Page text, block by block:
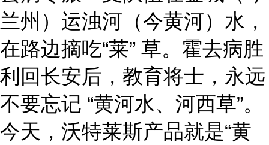
兰州）运浊河（今黄河）水，
在路边摘吃“莱” 草。霍去病胜
利回长安后，教育将士，永远
不要忘记 “黄河水、河西草”。
今天，沃特莱斯产品就是“黄